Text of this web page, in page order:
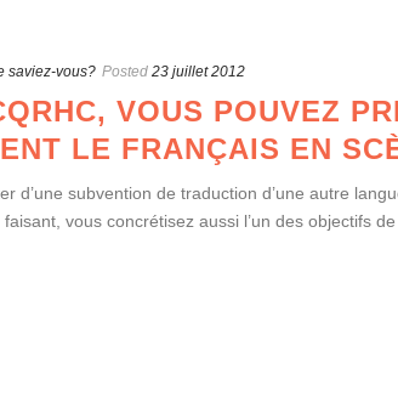
saviez-vous? Posted 23 juillet 2012
VOUS POUVEZ
LE FRANÇAIS EN
d’une subvention de traduction d’une autre
vous concrétisez aussi l’un des objectifs